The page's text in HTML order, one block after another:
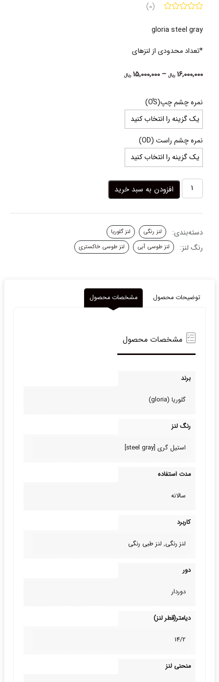
(0)
gloria steel gray
*تعداد محدودی از لنزهای
16,000,000 ریال –
15,000,000 ریالPrice
نمره چشم چپ(OُS)
نمره چشم راست (OD)
لنز
طوسی
استیل
گلوریا
عدد
افزودن به سبد خرید
دسته‌بندی: لنز رنگی لنز گلوریا
رنگ لنز: لنز طوسی آبی لنز طوسی خاکستری
توضیحات محصول مشخصات محصول
مشخصات محصول
برند
گلوریا (gloria)
رنگ لنز
استیل گری [steel gray]
مدت استفاده
سالانه
کاربرد
لنز رنگی, لنز طبی‌ رنگی
دور
دوردار
دیامتر(قطر لنز)
14/2
منحنی لنز